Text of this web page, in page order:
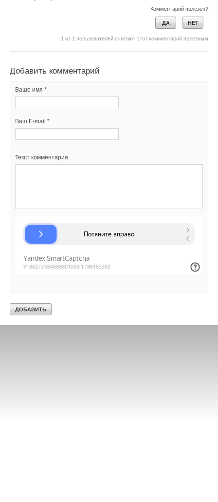
Комментарий полезен?
ДА НЕТ
1 из 1 пользователей считают этот комментарий полезным
Добавить комментарий
Ваше имя *
Ваш E-mail *
Текст комментария